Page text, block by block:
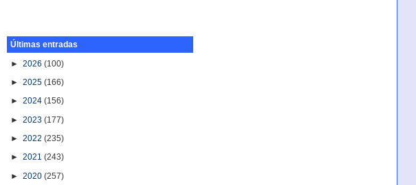
Últimas entradas
►2026(100)
►2025(166)
►2024(156)
►2023(177)
►2022(235)
►2021(243)
►2020(257)